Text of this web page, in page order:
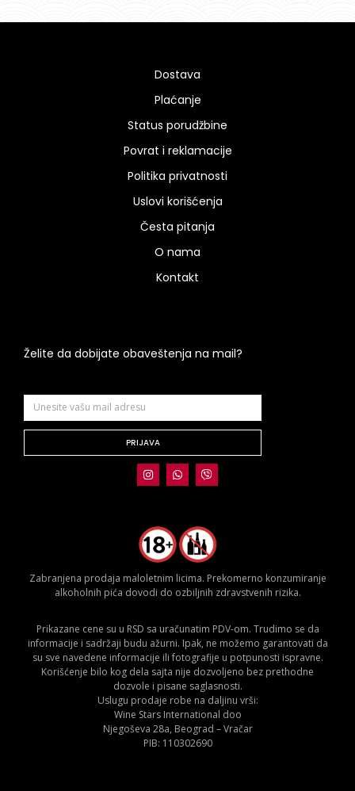
Dostava
Plaćanje
Status porudžbine
Povrat i reklamacije
Politika privatnosti
Uslovi korišćenja
Česta pitanja
O nama
Kontakt
Želite da dobijate obaveštenja na mail?
PRIJAVA
Zabranjena prodaja maloletnim licima. Prekomerno konzumiranje
alkoholnih pića dovodi do ozbiljnih zdravstvenih rizika.
Prikazane cene su u RSD sa uračunatim PDV-om. Trudimo se da
informacije i sadržaji budu ažurni. Ipak, ne možemo garantovati da
su sve navedene informacije ili fotografije u potpunosti ispravne.
Korišćenje bilo kog dela sajta nije dozvoljeno bez prethodne
dozvole i pisane saglasnosti.
Uslugu prodaje robe na daljinu vrši:
Wine Stars International doo
Njegoševa 28a, Beograd – Vračar
PIB: 110302690